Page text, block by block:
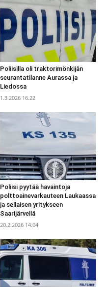
Poliisilla oli traktorimönkijän
seurantatilanne Aurassa ja
Liedossa
1.3.2026 16.22
Poliisi pyytää havaintoja
polttoainevarkauteen Laukaassa
ja sellaisen yritykseen
Saarijärvellä
20.2.2026 14.04